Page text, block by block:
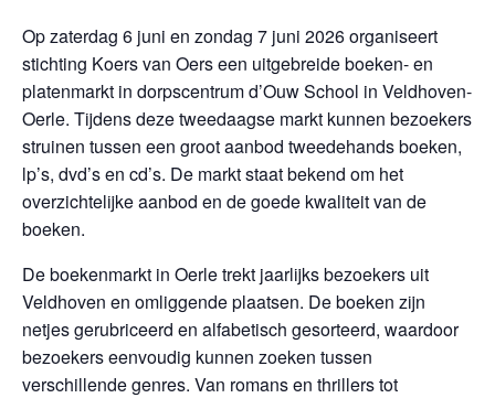
Op zaterdag 6 juni en zondag 7 juni 2026 organiseert
stichting Koers van Oers een uitgebreide boeken- en
platenmarkt in dorpscentrum d’Ouw School in Veldhoven-
Oerle. Tijdens deze tweedaagse markt kunnen bezoekers
struinen tussen een groot aanbod tweedehands boeken,
lp’s, dvd’s en cd’s. De markt staat bekend om het
overzichtelijke aanbod en de goede kwaliteit van de
boeken.
De boekenmarkt in Oerle trekt jaarlijks bezoekers uit
Veldhoven en omliggende plaatsen. De boeken zijn
netjes gerubriceerd en alfabetisch gesorteerd, waardoor
bezoekers eenvoudig kunnen zoeken tussen
verschillende genres. Van romans en thrillers tot